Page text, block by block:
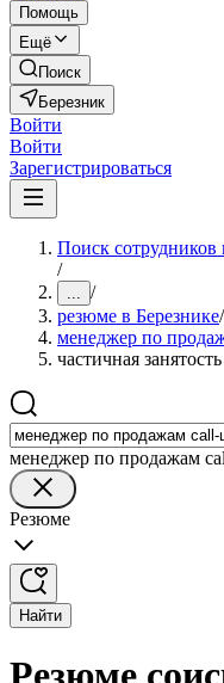
Помощь
Ещё
Поиск
Березник
Войти
Войти
Зарегистрироваться
Поиск сотрудников
/
... /
резюме в Березнике/
менеджер по
частичная занятость
менеджер по продажам
Резюме
Найти